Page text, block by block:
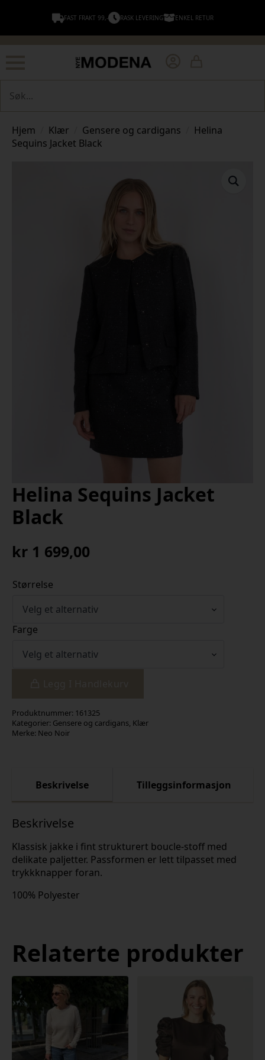
FAST FRAKT 99,- RASK LEVERING ENKEL RETUR
Hjem Klær Gensere og cardigans
Helina
Sequins Jacket Black
Helina Sequins Jacket
Black
kr 1 699,00
Størrelse
Farge
Produktnummer: 161325
Kategorier: Gensere og cardigans, Klær
Merke: Neo Noir
Beskrivelse Tilleggsinformasjon
Beskrivelse
Klassisk jakke i fint strukturert boucle-stoff med
delikate paljetter. Passformen er lett tilpasset med
trykkknapper foran.
100% Polyester
Relaterte produkter